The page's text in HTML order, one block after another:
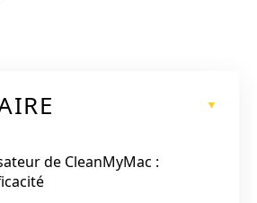
de CleanMyMac :